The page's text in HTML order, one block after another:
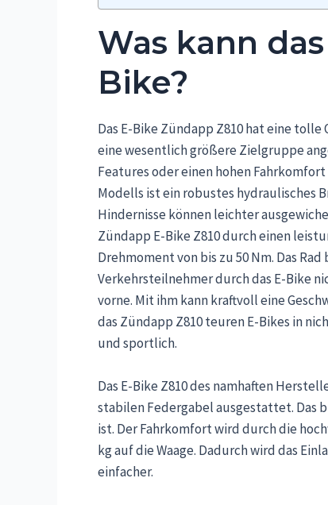
Was kann
Bike?
Das E-Bike Zündapp Z810 hat eine
eine wesentlich größere Zielgruppe
Features oder einen hohen
Modells ist ein robustes hydraulisches
Hindernisse können leichter
Zündapp E-Bike Z810 durch einen
Drehmoment von bis zu 50 Nm. Das
Verkehrsteilnehmer durch das E-Bike
vorne. Mit ihm kann kraftvoll eine
das Zündapp Z810 teuren E-Bikes in
und sportlich.
Das E-Bike Z810 des namhaften
stabilen Federgabel ausgestattet. Das
ist. Der Fahrkomfort wird durch die
kg auf die Waage. Dadurch wird das
einfacher.